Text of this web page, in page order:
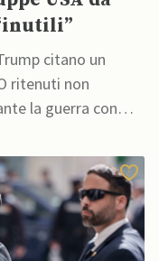
citano un
ritenuti non
la guerra con